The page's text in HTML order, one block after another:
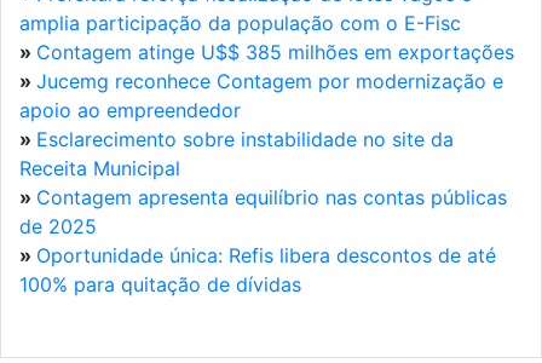
amplia participação da população com o E-Fisc
» Contagem atinge U$$ 385 milhões em exportações
» Jucemg reconhece Contagem por modernização e
apoio ao empreendedor
» Esclarecimento sobre instabilidade no site da
Receita Municipal
» Contagem apresenta equilíbrio nas contas públicas
de 2025
» Oportunidade única: Refis libera descontos de até
100% para quitação de dívidas